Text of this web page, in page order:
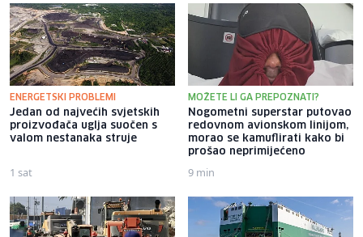
ENERGETSKI PROBLEMI
Jedan od najvećih svjetskih
proizvođača uglja suočen s
valom nestanaka struje
1 sat
MOŽETE LI GA PREPOZNATI?
Nogometni superstar putovao
redovnom avionskom linijom,
morao se kamuflirati kako bi
prošao neprimijećeno
9 min